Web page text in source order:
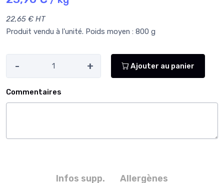
22,65 € HT
Produit vendu à l'unité. Poids moyen : 800 g
- + Ajouter au panier
Commentaires
Infos supp. Allergènes